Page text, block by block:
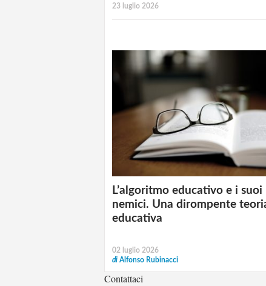
23 luglio 2026
L’algoritmo educativo e i suoi
nemici. Una dirompente
educativa
02 luglio 2026
di Alfonso Rubinacci
Contattaci